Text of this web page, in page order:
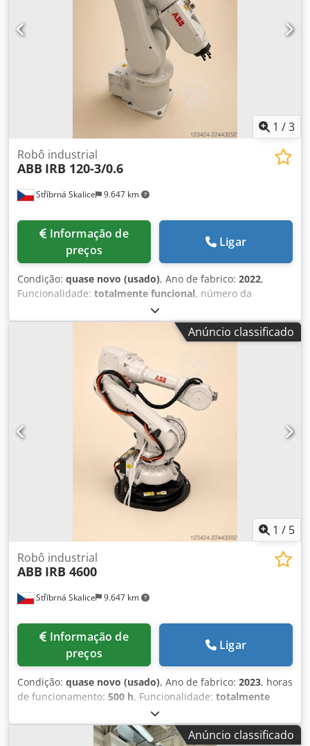
1 /3
Stříbrná Skalice 9.647 km
Robô industrial
ABB IRB 120-3/0.6
preços
Ligar
Condição: quase novo (usado), Ano de fabrico: 2022,
Funcionalidade: totalmente funcional, número da
, peso total:
carga:3 kg, Equipamento:documentação / manual, O
ABB IRB 120 é o menor robô industrial de seis eixos da
marca ABB, destacando-se pelo seu baixo peso de 25 kg,
capacidade de carga de 3 kg e alcance de 580 mm. É ideal
para montagem rápida, manuseio e fins educacionais. Ano
de fabrico: 1x2018, 4x2023 Horas de funcionamento do
motor: 21.294 (ano de fabrico 2018), 2482 a 4031 (ano de
fabrico 2023, 4x) Tipo de manipulador: IRB 120-3/0.6
RobotWare_6.14.0139 709-1 DeviceNet Master/Slave 888-3
Dispositivo PROFINET 608-1 Zonas Globais 611-1
Recuperação de Trajetória 613-1 Detecção de Colisões 616-
1 Interface de PC 617-1 Interface FlexPendant 623-1
Multitarefa Dodpfezp Siyox Ap Dskr Calibração do Pêndulo
Anúncio classificado
1 / 5
Stříbrná Skalice 9.647 km
Robô industrial
ABB IRB 4600
preços
Ligar
Condição: quase novo (usado), Ano de fabrico: 2023, horas
de funcionamento: 500 h, Funcionalidade: totalmente
, capacidade de carga:
O ABB IRB 4600-45/2.05 é um robô industrial de 6 eixos,
projetado para tarefas rápidas e precisas, como manuseio
Anúncio classificado